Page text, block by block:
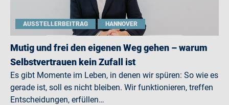
AUSSTELLERBEITRAG HANNOVER
Mutig und frei den eigenen Weg gehen – warum
Selbstvertrauen kein Zufall ist
Es gibt Momente im Leben, in denen wir spüren: So wie es
gerade ist, soll es nicht bleiben. Wir funktionieren, treffen
Entscheidungen, erfüllen…